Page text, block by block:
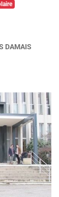
DAMAIS